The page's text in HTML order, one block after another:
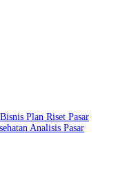
Bisnis Plan Riset Pasar
Analisis Pasar